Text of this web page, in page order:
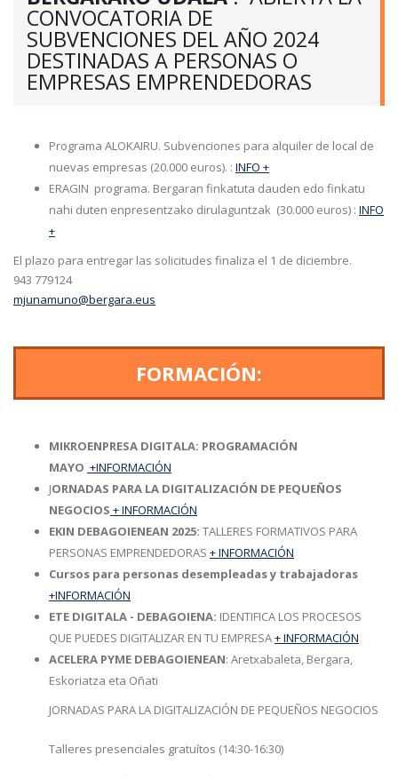
CONVOCATORIA DE
SUBVENCIONES DEL AÑO 2024
DESTINADAS A PERSONAS O
EMPRESAS EMPRENDEDORAS
Programa ALOKAIRU. Subvenciones para alquiler de local de
nuevas empresas (20.000 euros). : INFO +
ERAGIN programa. Bergaran finkatuta dauden edo finkatu
nahi duten enpresentzako dirulaguntzak (30.000 euros) : INFO
+
El plazo para entregar las solicitudes finaliza el 1 de diciembre.
943 779124
mjunamuno@bergara.eus
FORMACIÓN:
MIKROENPRESA DIGITALA: PROGRAMACIÓN
MAYO +INFORMACIÓN
JORNADAS PARA LA DIGITALIZACIÓN DE PEQUEÑOS
NEGOCIOS + INFORMACIÓN
EKIN DEBAGOIENEAN 2025: TALLERES FORMATIVOS PARA
PERSONAS EMPRENDEDORAS + INFORMACIÓN
Cursos para personas desempleadas y trabajadoras
+INFORMACIÓN
ETE DIGITALA - DEBAGOIENA: IDENTIFICA LOS PROCESOS
QUE PUEDES DIGITALIZAR EN TU EMPRESA+ INFORMACIÓN
ACELERA PYME DEBAGOIENEAN: Aretxabaleta, Bergara,
Eskoriatza eta Oñati
JORNADAS PARA LA DIGITALIZACIÓN DE PEQUEÑOS NEGOCIOS
Talleres presenciales gratuítos (14:30-16:30)